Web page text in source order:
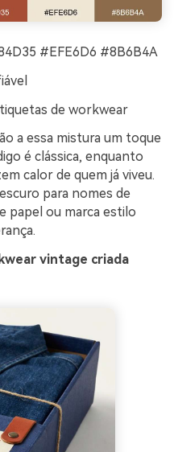
#EFE6D6 #8B6B4A
de workwear
a essa mistura um toque
é clássica, enquanto
calor de quem já viveu.
para nomes de
papel ou marca estilo
vintage criada